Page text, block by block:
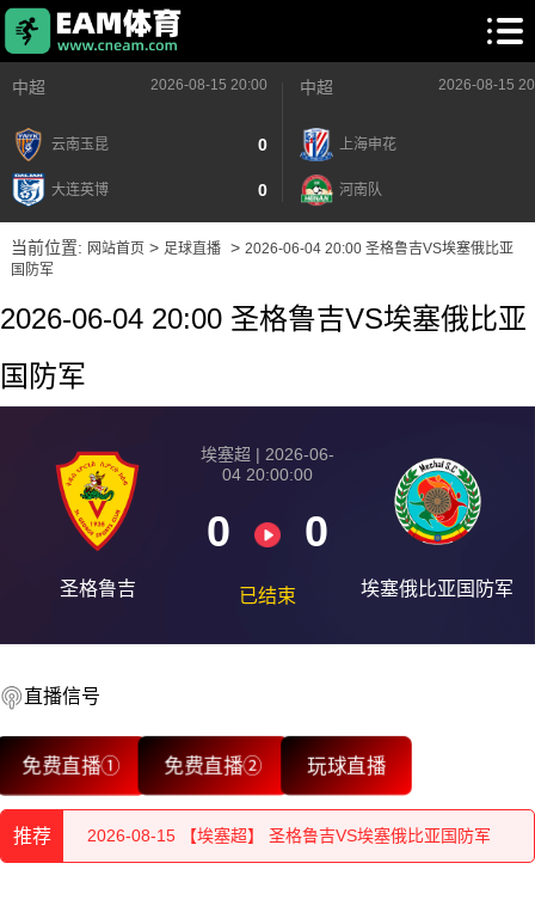
中超 2026-08-15 20:00
云南玉昆 0
大连英博 0
中超 2026-08-15
上海申花
河南队
当前位置: 网站首页> 足球直播> 2026-06-04 20:00 圣格鲁吉VS埃塞俄比亚
国防军
2026-06-04 20:00 圣格鲁吉VS埃塞俄比亚
国防军
圣格鲁吉
埃塞超 | 2026-06-
04 20:00:00
0 0
已结束 埃塞俄比亚国防军
直播信号
免费直播① 免费直播② 玩球直播
推荐
2026-08-15 【埃塞超】 圣格鲁吉VS埃塞俄比亚国防军
2026-08-15 【埃塞超】 圣格鲁吉VS埃塞俄比亚国防军
2026-08-15 【埃塞超】 圣格鲁吉VS埃塞俄比亚国防军